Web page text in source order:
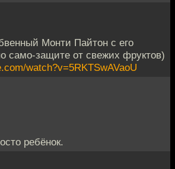
Монти Пайтон с его
само-защите от свежих фруктов)
watch?v=5RKTSwAVaoU
ребёнок.